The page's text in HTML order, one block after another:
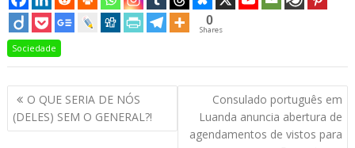
0
Shares
Sociedade
Navegação
de
artigos
O QUE SERIA DE NÓS
(DELES) SEM O GENERAL?!
Consulado português em
Luanda anuncia abertura de
agendamentos de vistos para